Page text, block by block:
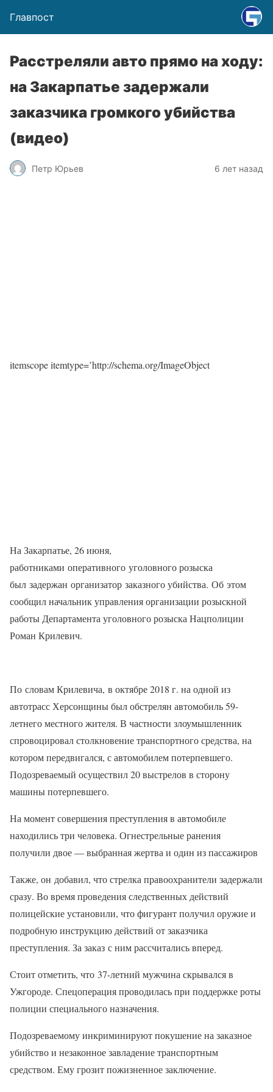
Главпост
Расстреляли авто прямо на ходу:
на Закарпатье задержали
заказчика громкого убийства
(видео)
Петр Юрьев 6 лет назад
itemscope itemtype=’http://schema.org/ImageObject
На Закарпатье, 26 июня,
работниками оперативного уголовного розыска
был задержан организатор заказного убийства. Об этом
сообщил начальник управления организации розыскной
работы Департамента уголовного розыска Нацполиции
Роман Крилевич.
По словам Крилевича, в октябре 2018 г. на одной из
автотрасс Херсонщины был обстрелян автомобиль 59-
летнего местного жителя. В частности злоумышленник
спровоцировал столкновение транспортного средства, на
котором передвигался, с автомобилем потерпевшего.
Подозреваемый осуществил 20 выстрелов в сторону
машины потерпевшего.
На момент совершения преступления в автомобиле
находились три человека. Огнестрельные ранения
получили двое — выбранная жертва и один из пассажиров
Также, он добавил, что стрелка правоохранители задержали
сразу. Во время проведения следственных действий
полицейские установили, что фигурант получил оружие и
подробную инструкцию действий от заказчика
преступления. За заказ с ним рассчитались вперед.
Стоит отметить, что 37-летний мужчина скрывался в
Ужгороде. Спецоперация проводилась при поддержке роты
полиции специального назначения.
Подозреваемому инкриминируют покушение на заказное
убийство и незаконное завладение транспортным
средством. Ему грозит пожизненное заключение.